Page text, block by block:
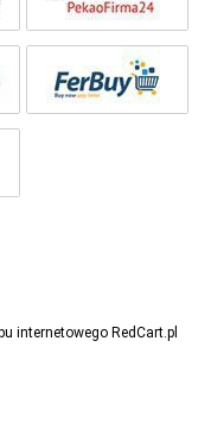
internetowego RedCart.pl